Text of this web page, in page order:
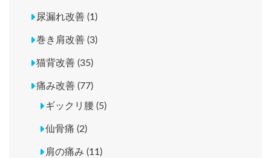
尿漏れ改善 (1)
巻き肩改善 (3)
猫背改善 (35)
痛み改善 (77)
ギックリ腰 (5)
仙骨痛 (2)
肩の痛み (11)